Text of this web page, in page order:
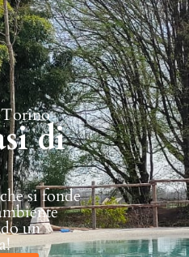
Torino
di
si fonde
un